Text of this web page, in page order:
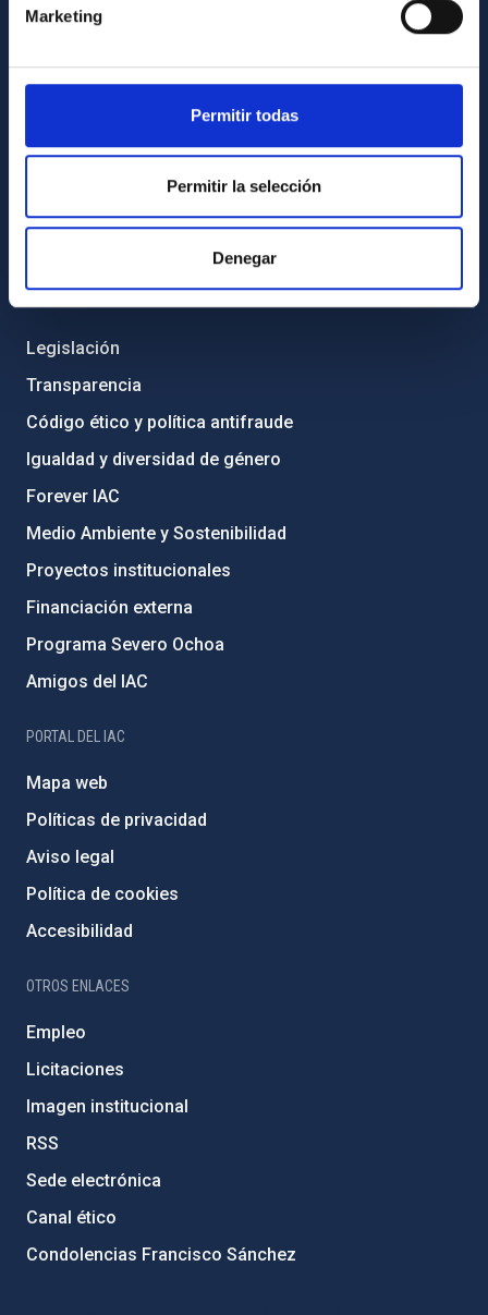
Marketing
Permitir todas
Permitir la selección
Denegar
Biblioteca
Legislación
Transparencia
Código ético y política antifraude
Igualdad y diversidad de género
Forever IAC
Medio Ambiente y Sostenibilidad
Proyectos institucionales
Financiación externa
Programa Severo Ochoa
Amigos del IAC
PORTAL DEL IAC
Mapa web
Políticas de privacidad
Aviso legal
Política de cookies
Accesibilidad
OTROS ENLACES
Empleo
Licitaciones
Imagen institucional
RSS
Sede electrónica
Canal ético
Condolencias Francisco Sánchez